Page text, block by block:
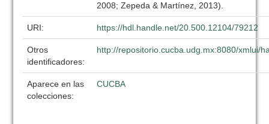
2008; Zepeda & Martínez, 2013).
URI: https://hdl.handle.net/20.500.12104/79212
Otros
identificadores:
http://repositorio.cucba.udg.mx:8080/xmlui/
Aparece en las
colecciones:
CUCBA